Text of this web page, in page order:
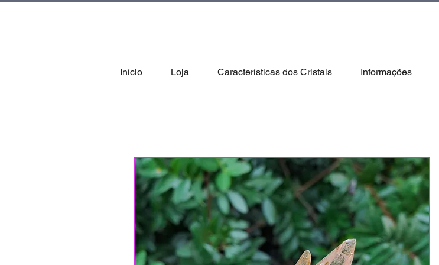
Início Loja Características dos Cristais Informações